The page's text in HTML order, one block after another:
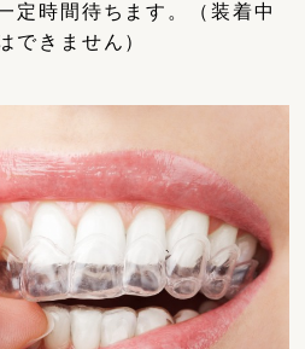
定時間待ちます。（装着中
できません）